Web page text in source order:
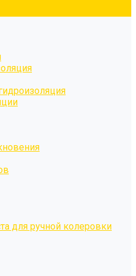
для ручной колеровки